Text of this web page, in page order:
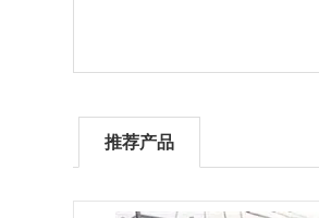
推荐产品